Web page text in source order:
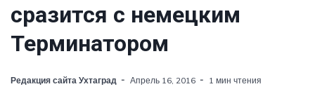
сразится с немецким
Терминатором
Редакция сайта Ухтаград Апрель 16, 2016 1 мин чтения